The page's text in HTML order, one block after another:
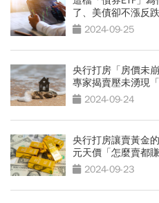
了、美債卻不漲反
2024-09-25
央行打房「房價未
專家揭賣壓未湧現
2024-09-24
央行打房讓賣黃金
元天價「怎麼賣都
2024-09-23